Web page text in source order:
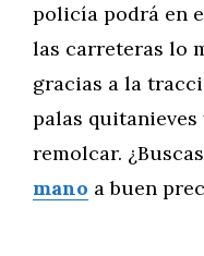
policía podrá en
las carreteras lo
gracias a la
palas
remolcar. ¿Buscas
mano a buen